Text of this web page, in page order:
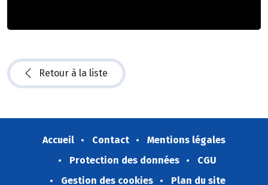
Retour à la liste
Accueil Contact
Mentions légales
Protection des données
CGU
Gestion des cookies
Plan du site